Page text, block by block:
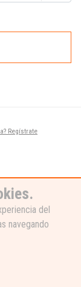
Regístrate
del
navegando